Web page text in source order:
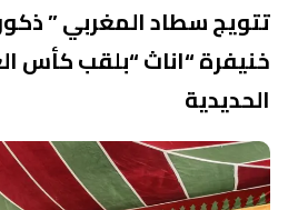
تتويج سطاد المغربي ”
خنيفرة “اناث “بلقب كأس
الحديدية